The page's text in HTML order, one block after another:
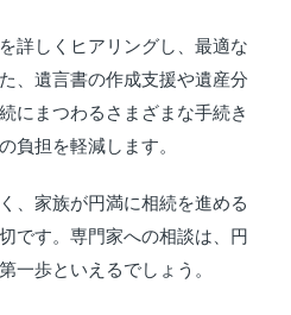
詳しくヒアリングし、最適な
、遺言書の作成支援や遺産分
にまつわるさまざまな手続き
負担を軽減します。
、家族が円満に相続を進める
です。専門家への相談は、円
一歩といえるでしょう。